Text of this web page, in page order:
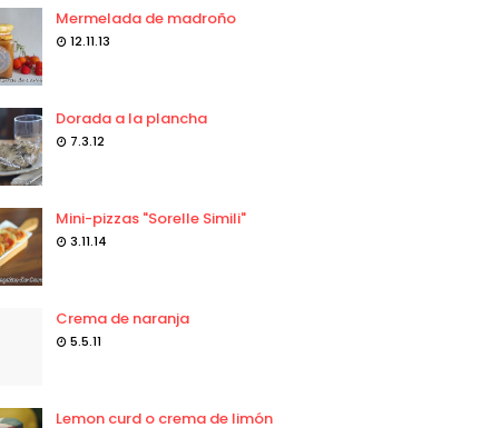
Mermelada de madroño
12.11.13
Dorada a la plancha
7.3.12
Mini-pizzas "Sorelle Simili"
3.11.14
Crema de naranja
5.5.11
Lemon curd o crema de limón